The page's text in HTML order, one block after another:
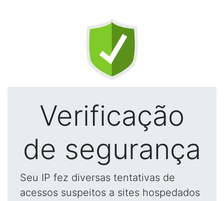
Verificação
de segurança
Seu IP fez diversas tentativas de
acessos suspeitos a sites hospedados